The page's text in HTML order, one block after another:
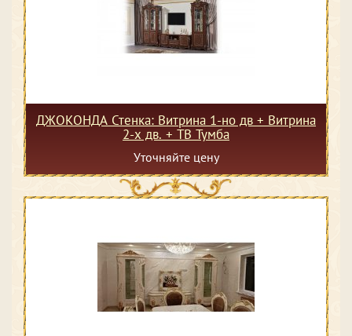
ДЖОКОНДА Стенка: Витрина 1-но дв + Витрина
2-х дв. + ТВ Тумба
Уточняйте цену